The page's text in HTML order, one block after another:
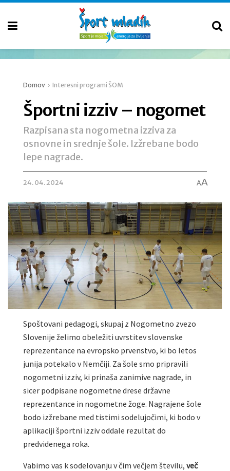
Domov Interesni programi ŠOM
Športni izziv – nogomet
Razpisana sta nogometna izziva za
osnovne in srednje šole. Izžrebane bodo
lepe nagrade.
24. 04. 2024 AA
Spoštovani pedagogi, skupaj z Nogometno zvezo
Slovenije želimo obeležiti uvrstitev slovenske
reprezentance na evropsko prvenstvo, ki bo letos
junija potekalo v Nemčiji. Za šole smo pripravili
nogometni izziv, ki prinaša zanimive nagrade, in
sicer podpisane nogometne drese državne
reprezentance in nogometne žoge. Nagrajene šole
bodo izžrebane med tistimi sodelujočimi, ki bodo v
aplikaciji športni izziv oddale rezultat do
predvidenega roka.
Vabimo vas k sodelovanju v čim večjem številu, več